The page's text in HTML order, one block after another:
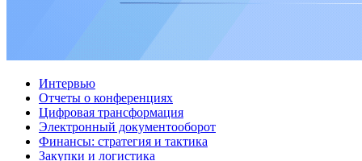
Интервью
Отчеты о конференциях
Цифровая трансформация
Электронный документооборот
Финансы: стратегия и тактика
Закупки и логистика